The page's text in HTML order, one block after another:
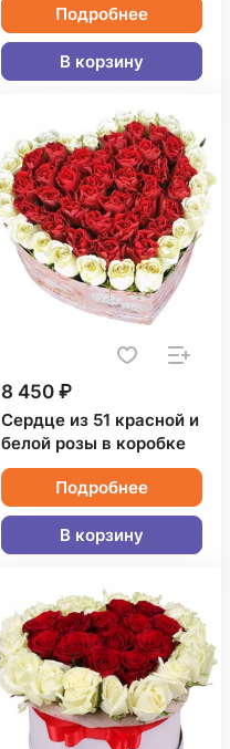
Подробнее
В корзину
8 450 ₽
Сердце из 51 красной и
белой розы в коробке
Подробнее
В корзину